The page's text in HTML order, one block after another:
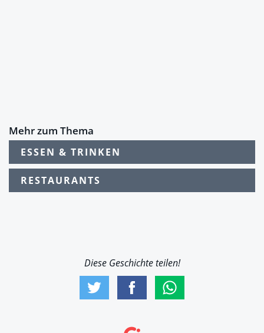
Mehr zum Thema
ESSEN & TRINKEN
RESTAURANTS
Diese Geschichte teilen!